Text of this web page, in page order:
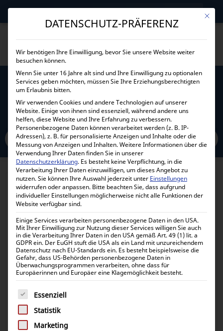
→
VICTRON CABLE FOR SMART BMS CL 12/100
ASS070200100
Home Alle Produkte Zubehör Kabel Datenkabel Spezialkabel
Victron Cable for Smart BMS CL 12/100 ASS070200100
11,63€ inkl. 0% MwSt.
Victron Cable for Smart BMS CL
12/100 ASS070200100
Mit
DATENSCHUTZ-PRÄFERENZ
Wir benötigen Ihre Einwilligung, bevor Sie unsere Website weiter
besuchen können.
Wenn Sie unter 16 Jahre alt sind und Ihre Einwilligung zu optionalen
Services geben möchten, müssen Sie Ihre Erziehungsberechtigten
um Erlaubnis bitten.
Wir verwenden Cookies und andere Technologien auf unserer
Website. Einige von ihnen sind essenziell, während andere uns
helfen, diese Website und Ihre Erfahrung zu verbessern.
Personenbezogene Daten können verarbeitet werden (z. B. IP-
Adressen), z. B. für personalisierte Anzeigen und Inhalte oder die
Messung von Anzeigen und Inhalten.Weitere Informationen über die
Verwendung Ihrer Daten finden Sie in unserer
Datenschutzerklärung. Es besteht keine Verpflichtung, in die
Verarbeitung Ihrer Daten einzuwilligen, um dieses Angebot zu
nutzen.Sie können Ihre Auswahl jederzeit unter Einstellungen
widerrufen oder anpassen. Bitte beachten Sie, dass aufgrund
individueller Einstellungen möglicherweise nicht alle Funktionen der
Website verfügbar sind.
Einige Services verarbeiten personenbezogene Daten in den USA.
Mit Ihrer Einwilligung zur Nutzung dieser Services willigen Sie auch
in die Verarbeitung Ihrer Daten in den USA gemäß Art. 49 (1) lit. a
GDPR ein. Der EuGH stuft die USA als ein Land mit unzureichendem
Datenschutz nach EU-Standards ein. Es besteht beispielsweise die
Gefahr, dass US-Behörden personenbezogene Daten in
Überwachungsprogrammen verarbeiten, ohne dass für
Europäerinnen und Europäer eine Klagemöglichkeit besteht.
Es folgt eine Liste der Service-Gruppen, für die eine
Essenziell
Statistik
Marketing